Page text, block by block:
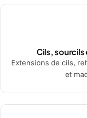
Cils,
Extensions de cils,
et